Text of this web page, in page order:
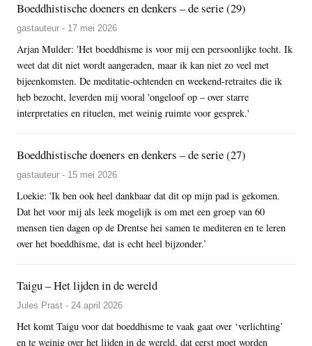
Boeddhistische doeners en denkers – de serie (29)
gastauteur - 17 mei 2026
Arjan Mulder: 'Het boeddhisme is voor mij een persoonlijke tocht. Ik
weet dat dit niet wordt aangeraden, maar ik kan niet zo veel met
bijeenkomsten. De meditatie-ochtenden en weekend-retraites die ik
heb bezocht, leverden mij vooral 'ongeloof op – over starre
interpretaties en rituelen, met weinig ruimte voor gesprek.'
Boeddhistische doeners en denkers – de serie (27)
gastauteur - 15 mei 2026
Loekie: 'Ik ben ook heel dankbaar dat dit op mijn pad is gekomen.
Dat het voor mij als leek mogelijk is om met een groep van 60
mensen tien dagen op de Drentse hei samen te mediteren en te leren
over het boeddhisme, dat is echt heel bijzonder.’
Taigu – Het lijden in de wereld
Jules Prast - 24 april 2026
Het komt Taigu voor dat boeddhisme te vaak gaat over ‘verlichting’
en te weinig over het lijden in de wereld, dat eerst moet worden